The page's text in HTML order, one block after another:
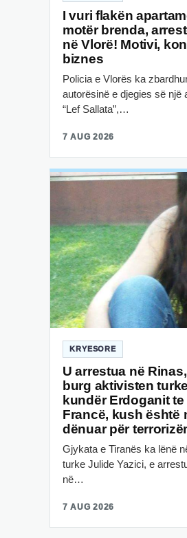
I vuri flakën
motër brenda,
në Vlorë! Motivi,
biznes
Policia e Vlorës ka
autorësinë e djegies së një
“Lef Sallata”,…
7 AUG 2026
KRYESORE
U arrestua në
burg aktivisten
kundër Erdoganit
Francë, kush është
dënuar për
Gjykata e Tiranës ka lënë
turke Julide Yazici, e
në…
7 AUG 2026